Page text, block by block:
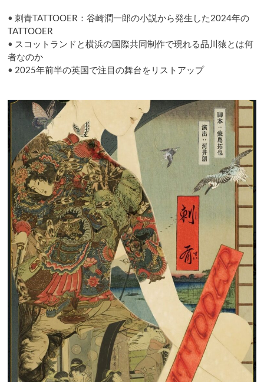
•刺青TATTOOER：谷崎潤一郎の小説から発生した2024年の
TATTOOER
• スコットランドと横浜の国際共同制作で現れる品川猿とは何
者なのか
• 2025年前半の英国で注目の舞台をリストアップ